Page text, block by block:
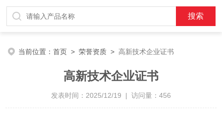
械手
当前位置：首页 >荣誉资质 > 高新技术企业证书
高新技术企业证书
发表时间：2025/12/19 | 访问量：456